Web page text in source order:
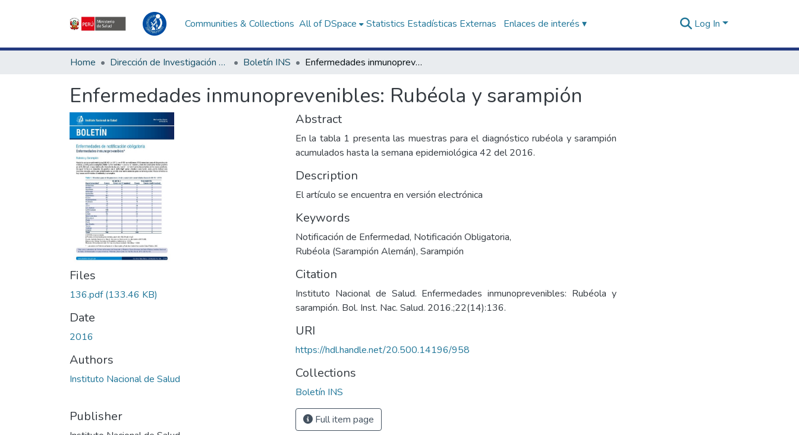
Communities & Collections All of DSpace Statistics Estadísticas Externas Enlaces de interés ▾ Log In
Home Dirección de Investigación e Innovación en Salud Boletín INS Enfermedades inmunoprevenibles: Rubéola y sarampión
Enfermedades inmunoprevenibles: Rubéola y sarampión
Files
136.pdf(133.46 KB)
Date
2016
Authors
Instituto Nacional de Salud
Publisher
Abstract
En la tabla 1 presenta las muestras para el diagnóstico rubéola y sarampión
acumulados hasta la semana epidemiológica 42 del 2016.
Description
El artículo se encuentra en versión electrónica
Keywords
Notificación de Enfermedad, Notificación Obligatoria,
Rubéola (Sarampión Alemán), Sarampión
Citation
Instituto Nacional de Salud. Enfermedades inmunoprevenibles: Rubéola y
sarampión. Bol. Inst. Nac. Salud. 2016.;22(14):136.
URI
https://hdl.handle.net/20.500.14196/958
Collections
Boletín INS
Full item page